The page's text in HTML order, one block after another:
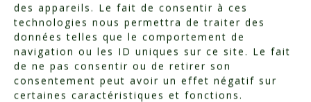
des appareils. Le fait de consentir à ces
technologies nous permettra de traiter des
données telles que le comportement de
navigation ou les ID uniques sur ce site. Le fait
de ne pas consentir ou de retirer son
consentement peut avoir un effet négatif sur
certaines caractéristiques et fonctions.